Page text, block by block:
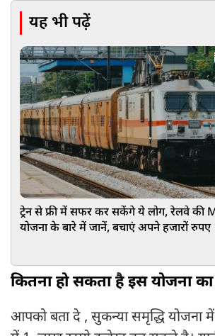
यह भी पढ़ें
ट्रेन से फ्री में सफर कर सकेंगे ये लोग, रेलवे की
योजना के बारे में जानें, बचाएं अपने हजारों रुपए
कितना हो सकता है इस योजना
आपको बता दे , सुकन्या समृद्धि योजना में